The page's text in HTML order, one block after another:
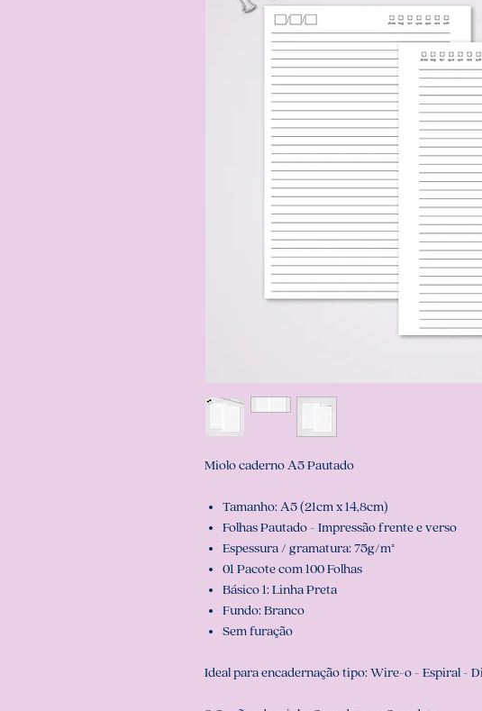
Miolo caderno A5 Pautado
Tamanho: A5 (21cm x 14,8cm)
Folhas Pautado - Impressão frente e verso
Espessura / gramatura: 75g/m²
01 Pacote com 100 Folhas
Básico 1: Linha Preta
Fundo: Branco
Sem furação
Ideal para encadernação tipo: Wire-o - Espiral -